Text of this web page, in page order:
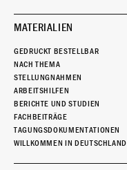
MATERIALIEN
GEDRUCKT BESTELLBAR
NACH THEMA
STELLUNGNAHMEN
ARBEITSHILFEN
BERICHTE UND STUDIEN
FACHBEITRÄGE
TAGUNGSDOKUMENTATIONEN
WILLKOMMEN IN DEUTSCHLAND